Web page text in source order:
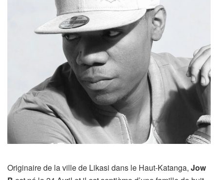
Originaire de la ville de Likasi dans le Haut-Katanga, Jow